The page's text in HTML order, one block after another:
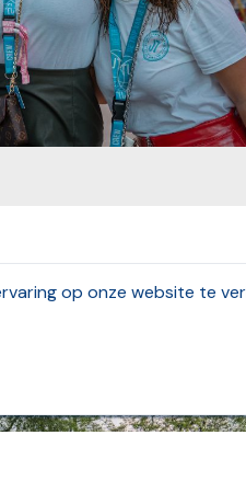
op onze website te